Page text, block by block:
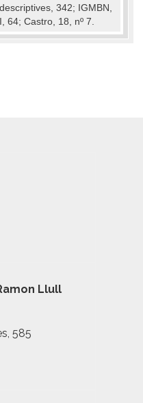
descriptives, 342; IGMBN,
I, 64; Castro, 18, nº 7.
Llull
585